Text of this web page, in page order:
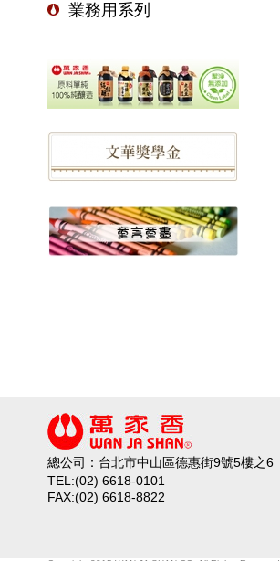
業務用系列
總公司：台北市中山區德惠街9號5樓之6
TEL:(02) 6618-0101
FAX:(02) 6618-8822